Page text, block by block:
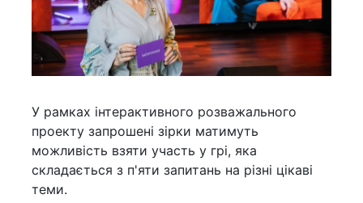
У рамках інтерактивного розважального
проекту запрошені зірки матимуть
можливість взяти участь у грі, яка
складається з п'яти запитань на різні цікаві
теми.